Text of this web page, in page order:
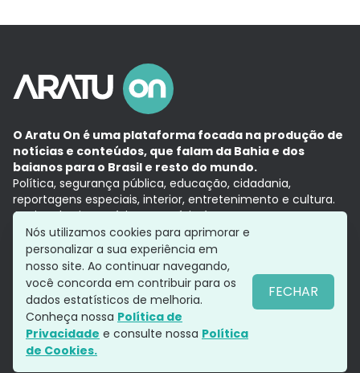
O Aratu On é uma plataforma focada na produção de
notícias e conteúdos, que falam da Bahia e dos
baianos para o Brasil e resto do mundo.
Política, segurança pública, educação, cidadania,
reportagens especiais, interior, entretenimento e cultura.
Aqui, tudo vira notícia e a notícia é no tempo presente,
com a credibilidade do Grupo Aratu.
Grupo Aratu
Política de privacidade
Siga-nos
Nós utilizamos cookies para aprimorar e
personalizar a sua experiência em
nosso site. Ao continuar navegando,
você concorda em contribuir para os
dados estatísticos de melhoria.
Conheça nossa Política de
Privacidade e consulte nossa Política
de Cookies.
FECHAR